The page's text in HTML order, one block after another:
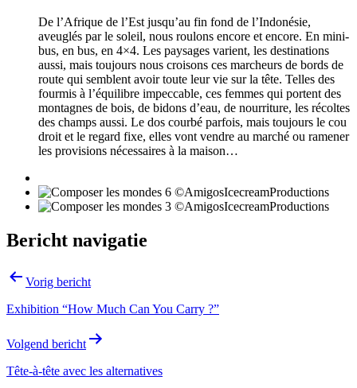
De l’Afrique de l’Est jusqu’au fin fond de l’Indonésie,
aveuglés par le soleil, nous roulons encore et encore. En mini-
bus, en bus, en 4×4. Les paysages varient, les destinations
aussi, mais toujours nous croisons ces marcheurs de bords de
route qui semblent avoir toute leur vie sur la tête. Telles des
fourmis à l’équilibre impeccable, ces femmes qui portent des
montagnes de bois, de bidons d’eau, de nourriture, les récoltes
des champs aussi. Le dos courbé parfois, mais toujours le cou
droit et le regard fixe, elles vont vendre au marché ou ramener
les provisions nécessaires à la maison…
Bericht navigatie
Vorig bericht
Exhibition “How Much Can You Carry ?”
Volgend bericht
Tête-à-tête avec les alternatives